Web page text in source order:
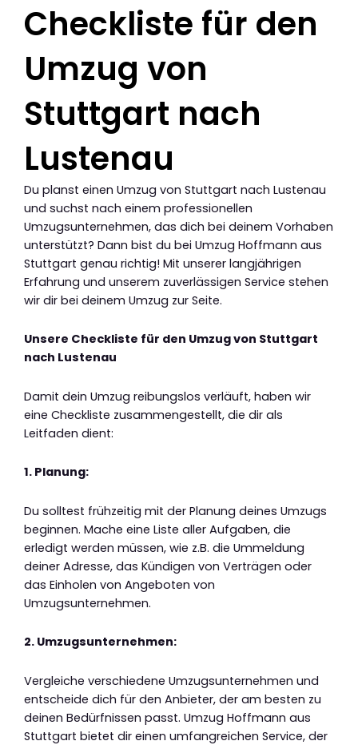
Checkliste für den
Umzug von
Stuttgart nach
Lustenau
Du planst einen Umzug von Stuttgart nach Lustenau
und suchst nach einem professionellen
Umzugsunternehmen, das dich bei deinem Vorhaben
unterstützt? Dann bist du bei Umzug Hoffmann aus
Stuttgart genau richtig! Mit unserer langjährigen
Erfahrung und unserem zuverlässigen Service stehen
wir dir bei deinem Umzug zur Seite.
Unsere Checkliste für den Umzug von Stuttgart
nach Lustenau
Damit dein Umzug reibungslos verläuft, haben wir
eine Checkliste zusammengestellt, die dir als
Leitfaden dient:
1. Planung:
Du solltest frühzeitig mit der Planung deines Umzugs
beginnen. Mache eine Liste aller Aufgaben, die
erledigt werden müssen, wie z.B. die Ummeldung
deiner Adresse, das Kündigen von Verträgen oder
das Einholen von Angeboten von
Umzugsunternehmen.
2. Umzugsunternehmen:
Vergleiche verschiedene Umzugsunternehmen und
entscheide dich für den Anbieter, der am besten zu
deinen Bedürfnissen passt. Umzug Hoffmann aus
Stuttgart bietet dir einen umfangreichen Service, der